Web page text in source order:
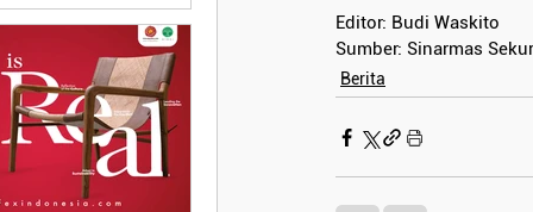
Editor: Budi Waskito
Sumber: Sinarmas
Berita